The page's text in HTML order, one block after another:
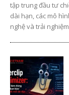
tập trung đầu tư
dài hạn, các mô
nghệ và trải